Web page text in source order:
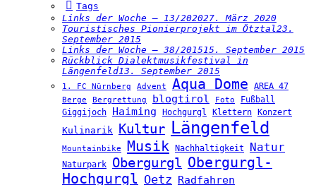
Tags
Links der Woche – 13/202027. März 2020
Touristisches Pionierprojekt im Ötztal23.
September 2015
Links der Woche – 38/201515. September 2015
Rückblick Dialektmusikfestival in
Längenfeld13. September 2015
1. FC Nürnberg Advent Aqua Dome AREA 47
Berge Bergrettung blogtirol Foto
Fußball
Giggijoch
Haiming Hochgurgl Klettern Konzert
Kulinarik Kultur Längenfeld
Mountainbike Musik Nachhaltigkeit Natur
Naturpark Obergurgl Obergurgl-
Hochgurgl Oetz Radfahren